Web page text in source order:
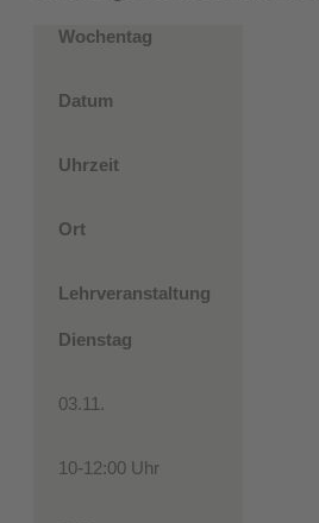
Wochentag
Datum
Uhrzeit
Ort
Lehrveranstaltung
Dienstag
03.11.
10-12:00 Uhr